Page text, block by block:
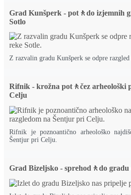
Grad Kunšperk - pot🚶do izjemnih
Sotlo
Z razvalin gradu Kunšperk se odpre
Rifnik - krožna pot🚶čez arheološki
Celju
Rifnik je poznoantično arheološko
Šentjur pri Celju.
Grad Bizeljsko - sprehod🚶do gradu